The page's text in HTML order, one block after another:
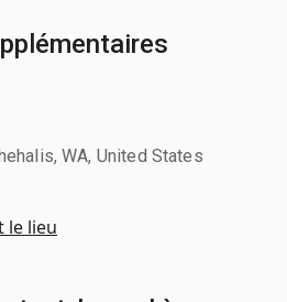
WA, United States
le lieu